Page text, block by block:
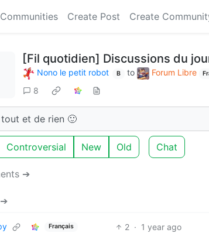
Communities Create Post Create
[Fil quotidien] Discussions du
Nono le petit robot B to Forum Libre
8
et de rien 🙂
Controversial New Old Chat
➔
Français 2 · 1 year ago